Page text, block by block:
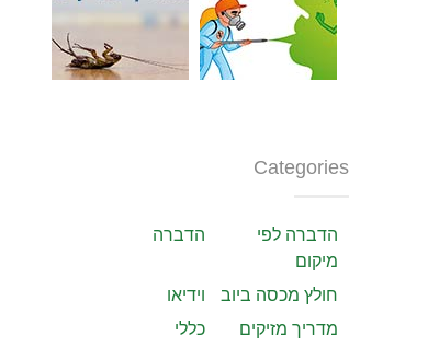
Categories
הדברה
הדברה לפי
מיקום
וידיאו
חולץ מכסה ביוב
כללי
מדריך מזיקים